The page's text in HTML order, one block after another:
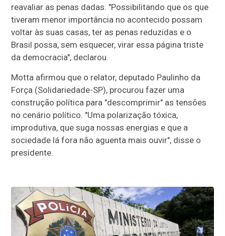
reavaliar as penas dadas. "Possibilitando que os que
tiveram menor importância no acontecido possam
voltar às suas casas, ter as penas reduzidas e o
Brasil possa, sem esquecer, virar essa página triste
da democracia", declarou.
Motta afirmou que o relator, deputado Paulinho da
Força (Solidariedade-SP), procurou fazer uma
construção política para "descomprimir" as tensões
no cenário político. "Uma polarização tóxica,
improdutiva, que suga nossas energias e que a
sociedade lá fora não aguenta mais ouvir", disse o
presidente.